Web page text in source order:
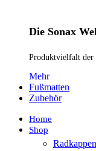
Die Sonax
Produktvielfalt der
Mehr
Fußmatten
Zubehör
Home
Shop
Radkappen